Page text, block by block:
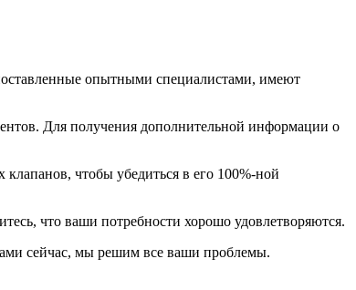
опытными специалистами, имеют
Для получения дополнительной информации о
чтобы убедиться в его 100%-ной
что ваши потребности хорошо удовлетворяются.
сейчас, мы решим все ваши проблемы.